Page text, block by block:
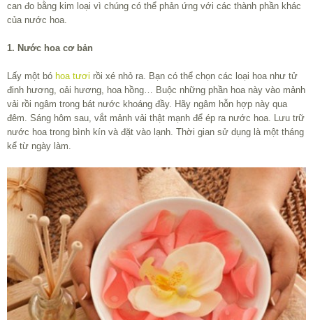
can đo bằng kim loại vì chúng có thể phản ứng với các thành phần khác
của nước hoa.
1. Nước hoa cơ bản
Lấy một bó hoa tươi rồi xé nhỏ ra. Bạn có thể chọn các loại hoa như tử
đinh hương, oải hương, hoa hồng… Buộc những phần hoa này vào mảnh
vải rồi ngâm trong bát nước khoáng đầy. Hãy ngâm hỗn hợp này qua
đêm. Sáng hôm sau, vắt mảnh vải thật mạnh để ép ra nước hoa. Lưu trữ
nước hoa trong bình kín và đặt vào lạnh. Thời gian sử dụng là một tháng
kể từ ngày làm.